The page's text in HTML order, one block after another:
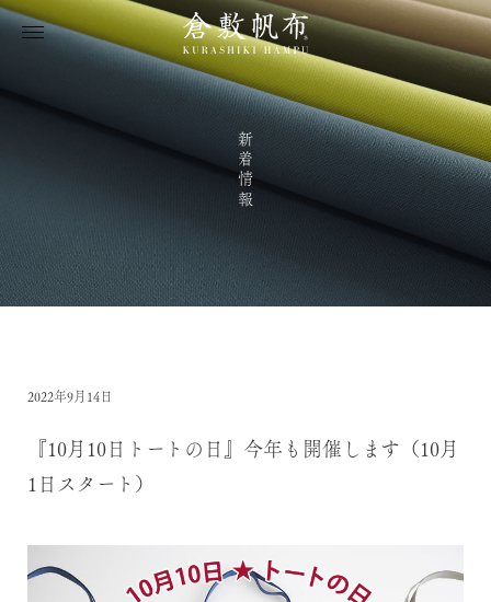
新着情報
2022年9月14日
『10月10日トートの日』今年も開催します（10月
1日スタート）